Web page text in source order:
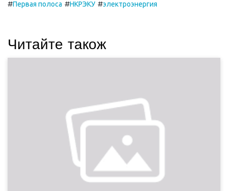
#Первая полоса #НКРЭКУ #электроэнергия
Читайте також